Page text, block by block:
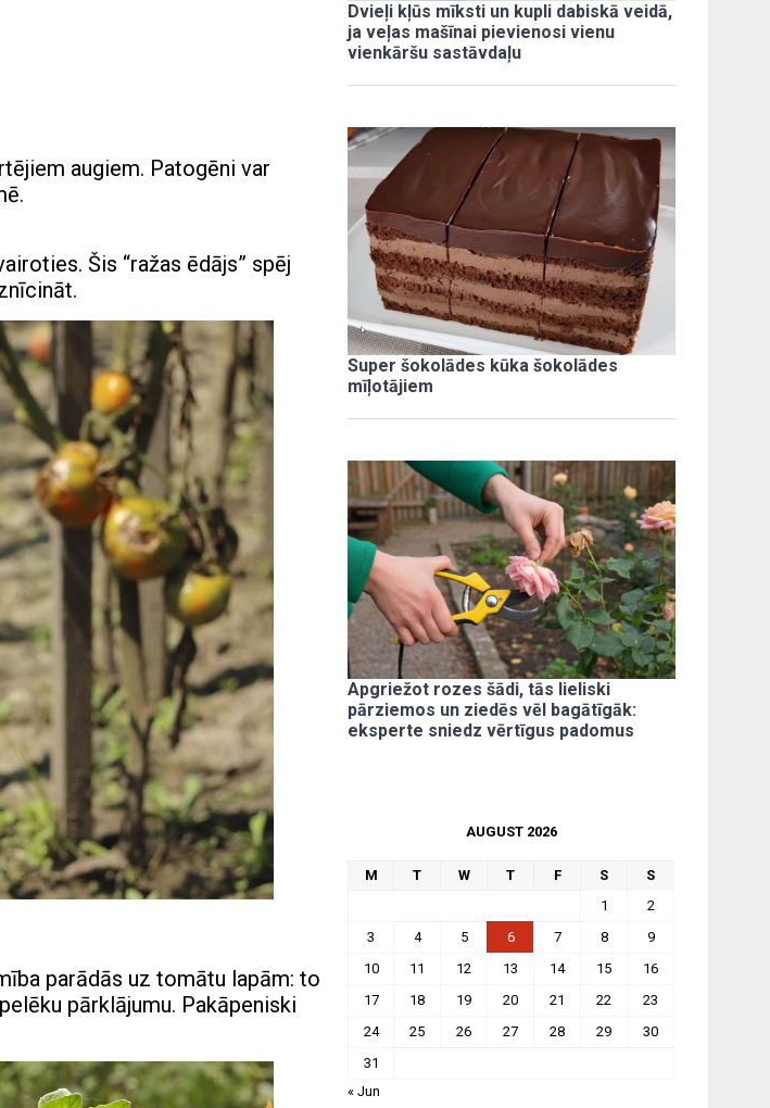
augiem. Patogēni var
Šis “ražas ēdājs” spēj
parādās uz tomātu lapām: to
pārklājumu. Pakāpeniski
Dvieļi kļūs mīksti un kupli dabiskā veidā,
ja veļas mašīnai pievienosi vienu
vienkāršu sastāvdaļu
Super šokolādes kūka šokolādes
mīļotājiem
Apgriežot rozes šādi, tās lieliski
pārziemos un ziedēs vēl bagātīgāk:
eksperte sniedz vērtīgus padomus
AUGUST 2026
M T W T F S
S
1
2
3
4 5 6 7 8
9
10
11 12 13 14 15
16
17
18 19 20 21 22
23
24
25 26 27 28 29
30
31
« Jun